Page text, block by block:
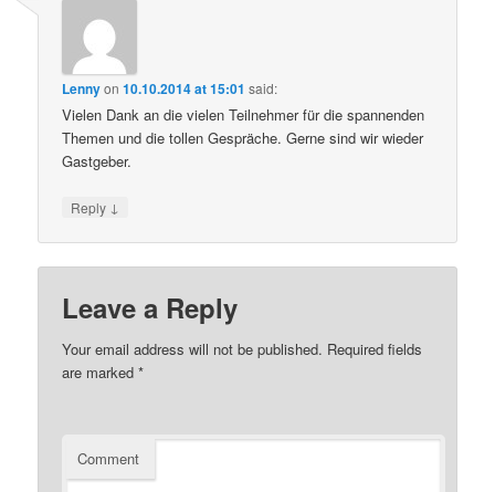
Lennyon10.10.2014 at 15:01 said:
Vielen Dank an die vielen Teilnehmer für die spannenden
Themen und die tollen Gespräche. Gerne sind wir wieder
Gastgeber.
Reply ↓
Leave a Reply
Your email address will not be published. Required fields
are marked*
Comment